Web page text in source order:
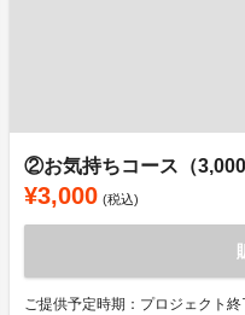
②お気持ちコース（3,000
¥3,000 (税込)
ご提供予定時期：プロジェクト